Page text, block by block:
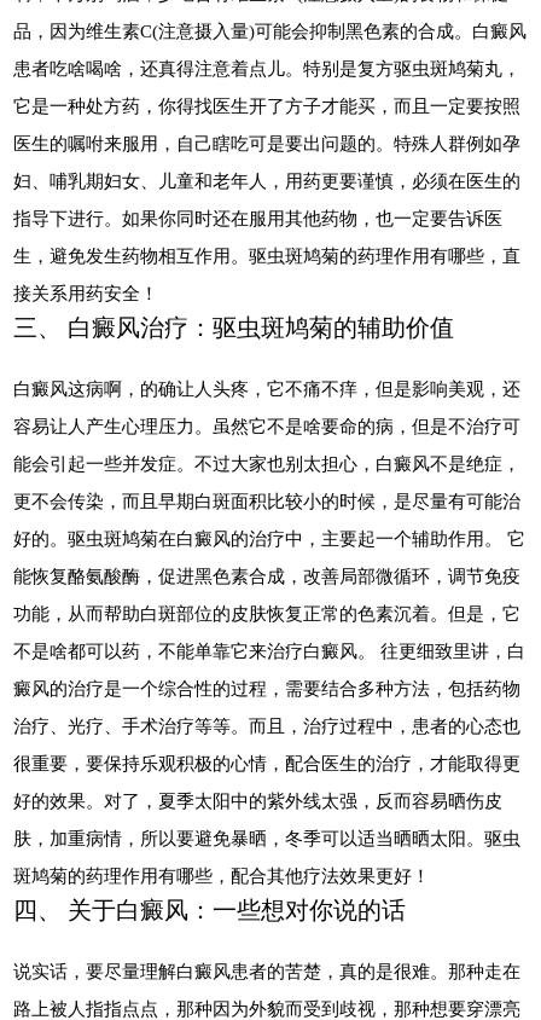
品，因为维生素C(注意摄入量)可能会抑制黑色素的合成。白癜风
患者吃啥喝啥，还真得注意着点儿。特别是复方驱虫斑鸠菊丸，
它是一种处方药，你得找医生开了方子才能买，而且一定要按照
医生的嘱咐来服用，自己瞎吃可是要出问题的。特殊人群例如孕
妇、哺乳期妇女、儿童和老年人，用药更要谨慎，必须在医生的
指导下进行。如果你同时还在服用其他药物，也一定要告诉医
生，避免发生药物相互作用。驱虫斑鸠菊的药理作用有哪些，直
接关系用药安全！
三、 白癜风治疗：驱虫斑鸠菊的辅助价值
白癜风这病啊，的确让人头疼，它不痛不痒，但是影响美观，还
容易让人产生心理压力。虽然它不是啥要命的病，但是不治疗可
能会引起一些并发症。不过大家也别太担心，白癜风不是绝症，
更不会传染，而且早期白斑面积比较小的时候，是尽量有可能治
好的。驱虫斑鸠菊在白癜风的治疗中，主要起一个辅助作用。 它
能恢复酪氨酸酶，促进黑色素合成，改善局部微循环，调节免疫
功能，从而帮助白斑部位的皮肤恢复正常的色素沉着。但是，它
不是啥都可以药，不能单靠它来治疗白癜风。 往更细致里讲，白
癜风的治疗是一个综合性的过程，需要结合多种方法，包括药物
治疗、光疗、手术治疗等等。而且，治疗过程中，患者的心态也
很重要，要保持乐观积极的心情，配合医生的治疗，才能取得更
好的效果。对了，夏季太阳中的紫外线太强，反而容易晒伤皮
肤，加重病情，所以要避免暴晒，冬季可以适当晒晒太阳。驱虫
斑鸠菊的药理作用有哪些，配合其他疗法效果更好！
四、 关于白癜风：一些想对你说的话
说实话，要尽量理解白癜风患者的苦楚，真的是很难。那种走在
路上被人指指点点，那种因为外貌而受到歧视，那种想要穿漂亮